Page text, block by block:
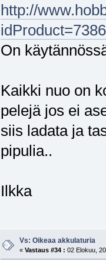
http://
idProduct=7386
On
Kaikki nuo on
pelejä jos ei
siis ladata ja
pipulia..
Ilkka
Vs: Oikeaa akkulaturia
« Vastaus #34 : 02 Elokuu,